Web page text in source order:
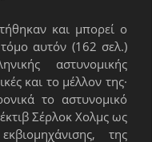
και μπορεί ο
αυτόν (162 σελ.)
αστυνομικής
και το μέλλον της·
το αστυνομικό
Σέρλοκ Χολμς ως
της